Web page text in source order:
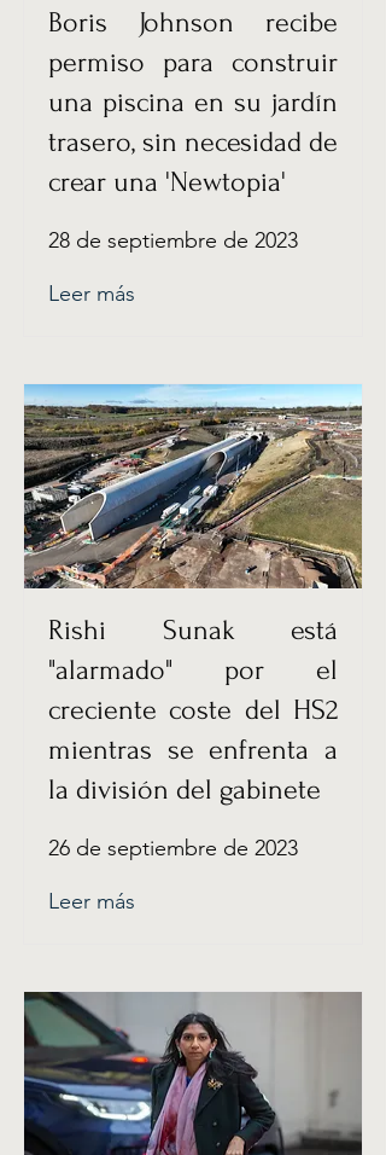
Boris Johnson recibe
permiso para construir
una piscina en su jardín
trasero, sin necesidad de
crear una 'Newtopia'
28 de septiembre de 2023
Leer más
Rishi Sunak está
"alarmado" por el
creciente coste del HS2
mientras se enfrenta a
la división del gabinete
26 de septiembre de 2023
Leer más